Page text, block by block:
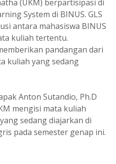
(UKM) berpartisipasi di
System di BINUS. GLS
antara mahasiswa BINUS
kuliah tertentu.
pandangan dari
kuliah yang sedang
Anton Sutandio, Ph.D
mengisi mata kuliah
yang sedang diajarkan di
pada semester genap ini.